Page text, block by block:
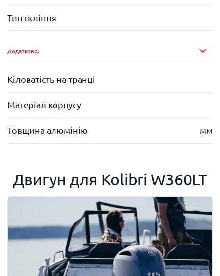
Тип скління
Додатково:
Кіловатість на транці
Матеріал корпусу
Товщина алюмінію мм
Двигун для Kolibri W360LT